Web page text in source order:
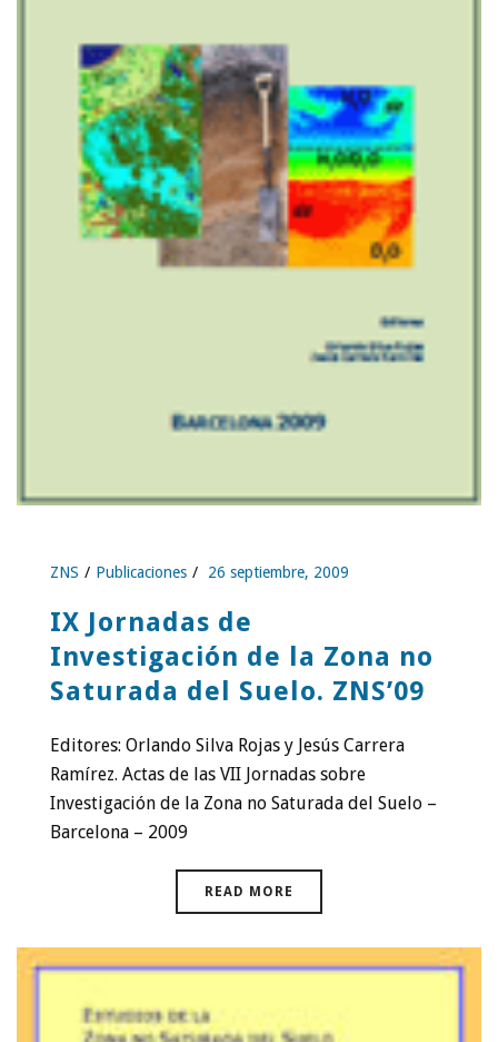
ZNS Publicaciones 26 septiembre, 2009
IX Jornadas de
Investigación de la Zona no
Saturada del Suelo. ZNS’09
Editores: Orlando Silva Rojas y Jesús Carrera
Ramírez. Actas de las VII Jornadas sobre
Investigación de la Zona no Saturada del Suelo –
Barcelona – 2009
READ MORE